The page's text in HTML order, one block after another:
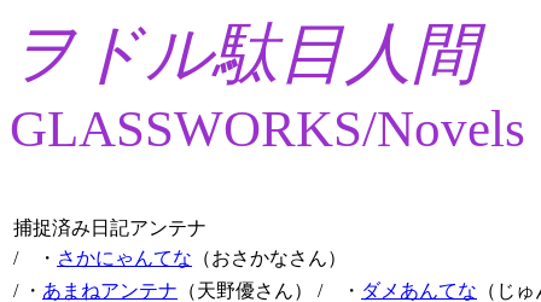
ヲドル駄目人間
GLASSWORKS/Novels
捕捉済み日記アンテナ
/ ・ さかにゃんてな （おさかなさん）
/ ・ あまねアンテナ （天野優さん） / ・ ダメあんてな （じ